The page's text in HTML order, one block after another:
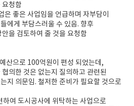
요청함
좋은 사업임을 언급하며 자부담이
에게 부담스러울 수 있음. 향후
을 검토하여 줄 것을 요청함
산으로 100억원이 편성 되었는데,
의한 것은 없는지 질의하고 관련된
지 의문임. 철저한 준비가 필요할 것으로
여 도시공사에 위탁하는 사업으로